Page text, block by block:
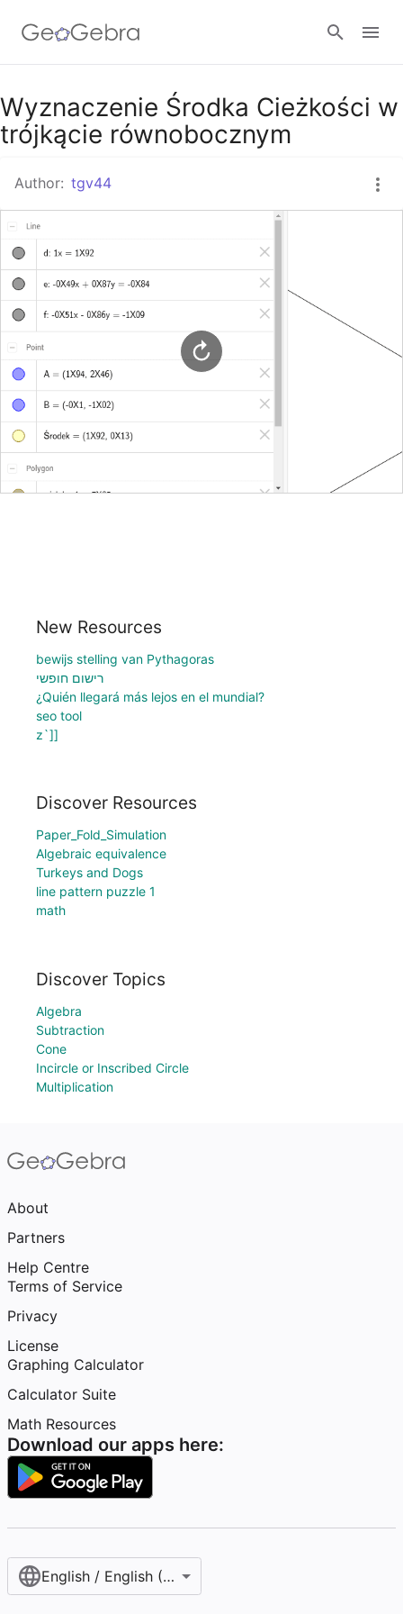
Google Classroom
Wyznaczenie Środka Cieżkości w
trójkącie równobocznym
Author: tgv44
New Resources
bewijs stelling van Pythagoras
רישום חופשי
¿Quién llegará más lejos en el mundial?
seo tool
z`]]
Discover Resources
Paper_Fold_Simulation
Algebraic equivalence
Turkeys and Dogs
line pattern puzzle 1
math
Discover Topics
Algebra
Subtraction
Cone
Incircle or Inscribed Circle
Multiplication
About
Partners
Help Centre
Terms of Service
Privacy
License
Graphing Calculator
Calculator Suite
Math Resources
Download our apps here:
English / English (United Kingdom)